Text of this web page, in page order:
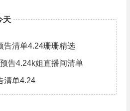
天
告清单4.24珊珊精选
告4.24k姐直播间清单
清单4.24